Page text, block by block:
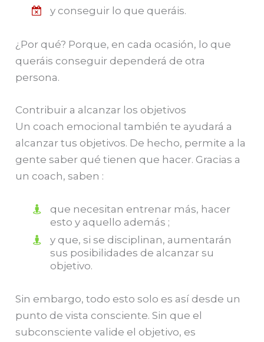
y conseguir lo que queráis.
¿Por qué? Porque, en cada ocasión, lo que
queráis conseguir dependerá de otra
persona.
Contribuir a alcanzar los objetivos
Un coach emocional también te ayudará a
alcanzar tus objetivos. De hecho, permite a la
gente saber qué tienen que hacer. Gracias a
un coach, saben :
que necesitan entrenar más, hacer
esto y aquello además ;
y que, si se disciplinan, aumentarán
sus posibilidades de alcanzar su
objetivo.
Sin embargo, todo esto solo es así desde un
punto de vista consciente. Sin que el
subconsciente valide el objetivo, es